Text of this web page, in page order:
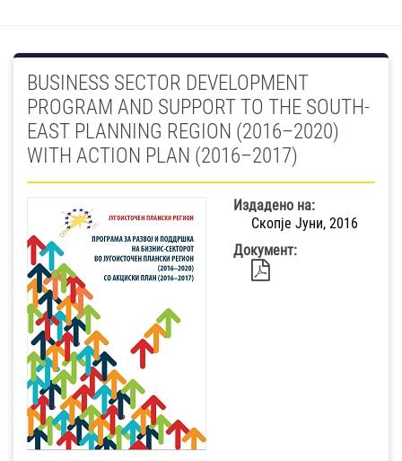
BUSINESS SECTOR DEVELOPMENT
PROGRAM AND SUPPORT TO THE SOUTH-
EAST PLANNING REGION (2016–2020)
WITH ACTION PLAN (2016–2017)
Издадено на:
Скопје Јуни, 2016
Документ: